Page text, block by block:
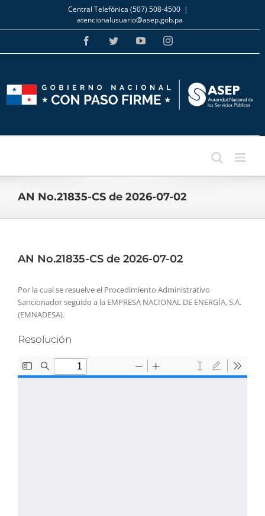
Skip
to
content
Central Telefónica (507) 508-4500 |
atencionalusuario@asep.gob.pa
FacebookTwitterYouTubeInstagram
AN No.21835-CS de 2026-07-02
AN No.21835-CS de 2026-07-02
Por la cual se resuelve el Procedimiento Administrativo
Sancionador seguido a la EMPRESA NACIONAL DE ENERGÍA, S.A.
(EMNADESA).
Resolución